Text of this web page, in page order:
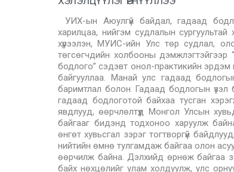
УИХ-ын Аюулгүй байдал, гадаад
харилцаа, нийгэм судлалын
хүрээлэн, МУИС-ийн Улс төр судлал,
төгсөгчдийн холбооны
бодлого” сэдэвт онол-практикийн
байгууллаа. Манай улс гадаад
баримтлал болон Гадаад бодлогын үзэл
гадаад бодлоготой байхаа тусган
явдлууд, өөрчлөлтүүд Монгол Улсын
байгааг бидэнд тодхоноо харуулж
өнгөт хувьсгал зэрэг тогтворгүй
нийтийн өмнө тулгамдаж байгаа олон
өөрчилж байна. Дэлхийд өрнөж байгаа
байх нөхцөлийг улам холдуулж, улс